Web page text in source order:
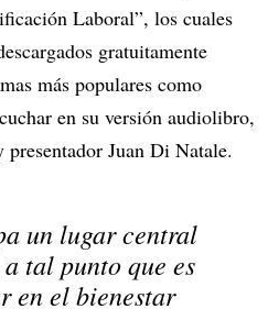
Laboral”, los cuales
gratuitamente
más populares como
en su versión audiolibro,
Juan Di Natale.
un lugar central
tal punto que es
en el bienestar